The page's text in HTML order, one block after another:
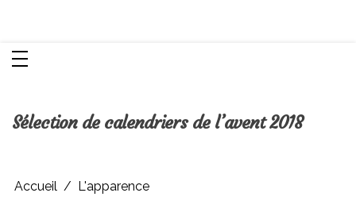
Sélection de calendriers de l’avent 2018
Accueil L'apparence